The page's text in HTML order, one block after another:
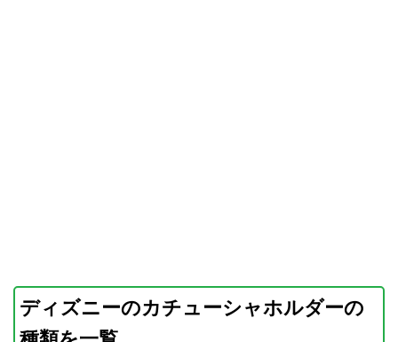
ディズニーのカチューシャホルダーの